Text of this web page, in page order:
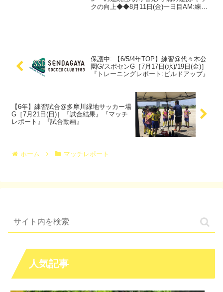
クの向上◆◆8月11日(金)一日目AM:練習
保護中: 【6/5/4年TOP】練習@代々木公
園G/スポセンG［7月17日(水)/19日(金)］
『トレーニングレポート:ビルドアップ』
【6年】練習試合@多摩川緑地サッカー場
G［7月21日(日)］『試合結果』『マッチ
レポート』『試合動画』
ホーム マッチレポート
人気記事